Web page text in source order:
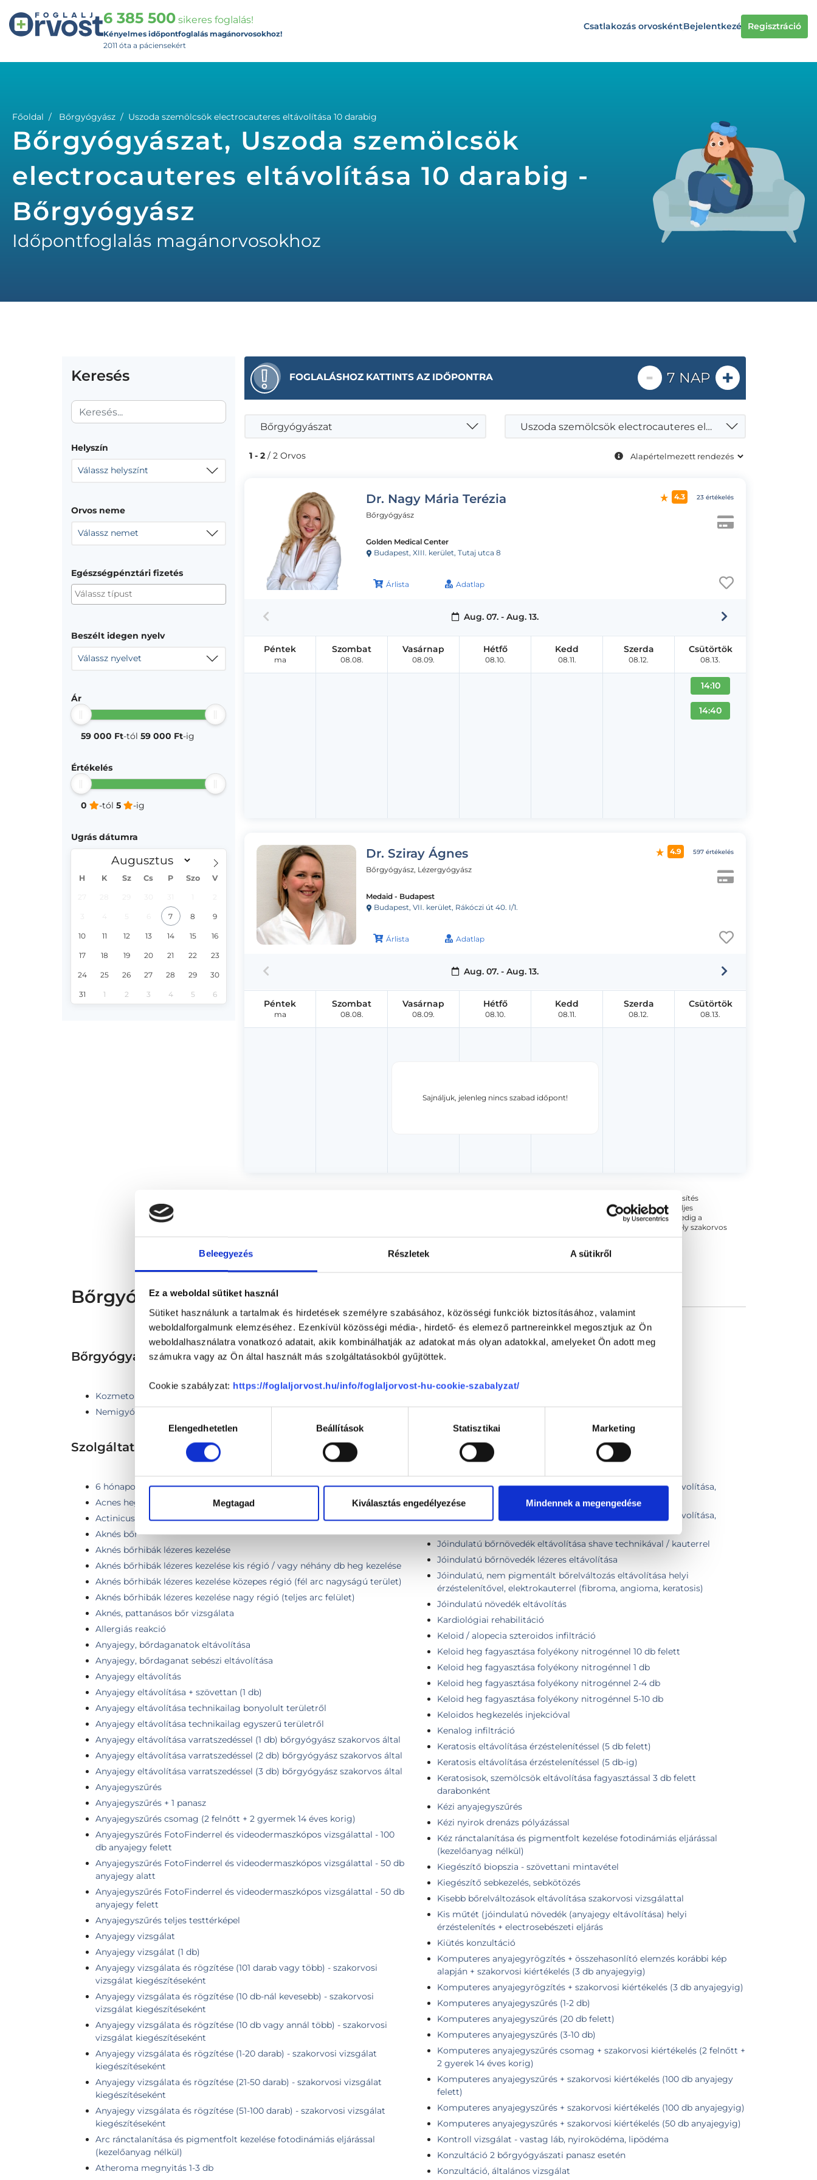
Beleegyezés Részletek A sütikről
Ez a weboldal sütiket használ
Sütiket használunk a tartalmak és hirdetések személyre szabásához, közösségi funkciók biztosításához, valamint
weboldalforgalmunk elemzéséhez. Ezenkívül közösségi média-, hirdető- és elemező partnereinkkel megosztjuk az Ön
weboldalhasználatra vonatkozó adatait, akik kombinálhatják az adatokat más olyan adatokkal, amelyeket Ön adott meg
számukra vagy az Ön által használt más szolgáltatásokból gyűjtöttek.
Cookie szabályzat: https://foglaljorvost.hu/info/foglaljorvost-hu-cookie-szabalyzat/
kiválasztásaElengedhetetlen Beállítások Statisztikai Marketing
Megtagad Kiválasztás engedélyezése Mindennek a megengedése
6 385 500 sikeres foglalás!
Kényelmes időpontfoglalás magánorvosokhoz!
2011 óta a páciensekért
Csatlakozás orvoskéntBejelentkezés Regisztráció
Főoldal Bőrgyógyász Uszoda szemölcsök electrocauteres eltávolítása 10 darabig
Bőrgyógyászat, Uszoda szemölcsök
electrocauteres eltávolítása 10 darabig -
Bőrgyógyász
Időpontfoglalás magánorvosokhoz
Keresés
Helyszín
Válassz helyszínt
Orvos neme
Válassz nemet
Egészségpénztári fizetés
Beszélt idegen nyelv
Válassz nyelvet
Ár
59 000 Ft-tól 59 000 Ft-ig
Értékelés
0 -tól 5 -ig
Ugrás dátumra
H K Sz Cs P Szo V
7 8 9
10 11 12 13 14 15 16
17 18 19 20 21 22 23
24 25 26 27 28 29 30
31 1 2 3 4 5 6
FOGLALÁSHOZ KATTINTS AZ IDŐPONTRA - 7 NAP +
Bőrgyógyászat Uszoda szemölcsök electrocauteres eltávolítása 10 darabig
1 - 2 / 2 Orvos
Dr. Nagy Mária Terézia
Bőrgyógyász
Golden Medical Center
Budapest, XIII. kerület, Tutaj utca 8
Árlista Adatlap
4.3 23 értékelés
Aug. 07. - Aug. 13.
Péntek
ma
Szombat
08.08.
Vasárnap
08.09.
Hétfő
08.10.
Kedd
08.11.
Szerda
08.12.
Csütörtök
08.13.
14:10
14:40
Dr. Sziray Ágnes
Bőrgyógyász, Lézergyógyász
Medaid - Budapest
Budapest, VII. kerület, Rákóczi út 40. I/1.
Árlista Adatlap
4.9 597 értékelés
Aug. 07. - Aug. 13.
Sajnáljuk, jelenleg nincs szabad időpont!
Péntek
ma
Szombat
08.08.
Vasárnap
08.09.
Hétfő
08.10.
Kedd
08.11.
Szerda
08.12.
Csütörtök
08.13.
* Szakorvos jelölt (rezidens): általános orvosi oklevéllel rendelkező orvos, aki jogszabályok szerinti szakorvosi szakképesítés
megszerzésére irányuló képzésben vesz részt. Ezen orvosok által önállóan nem végezhető szakmai tevékenységért teljes
felelősséggel tartozik és azt közvetlenül felügyeli az egészségügyi szolgáltató szakorvosa az első részvizsgáig, utána pedig a
szakorvosjelölt önállóan láthat el feladatokat. A foglaljorvost.hu felelősségét kizárja esetleges névazonosságért bármely szakorvos
és szakorvosjelölt esetén.
Bőrgyógyász - Bőrgyógyászat
Bőrgyógyászat TERÜLETHEZ KAPCSOLÓDÓ SZAKTERÜLETEK
Kozmetológia
Nemigyógyászat
Szolgáltatások
6 hónapon belüli FotoFinder kontroll (1-3 db anyajegy esetén)
Acnes hegek kezelése pikoszekundumos lézerrel
Actinicus keratosis fagyasztása folyékony nitrogénnel 1 db.
Aknés bőr
Aknés bőrhibák lézeres kezelése
Aknés bőrhibák lézeres kezelése kis régió / vagy néhány db heg kezelése
Aknés bőrhibák lézeres kezelése közepes régió (fél arc nagyságú terület)
Aknés bőrhibák lézeres kezelése nagy régió (teljes arc felület)
Aknés, pattanásos bőr vizsgálata
Allergiás reakció
Anyajegy, bőrdaganatok eltávolítása
Anyajegy, bőrdaganat sebészi eltávolítása
Anyajegy eltávolítás
Anyajegy eltávolítása + szövettan (1 db)
Anyajegy eltávolítása technikailag bonyolult területről
Anyajegy eltávolítása technikailag egyszerű területről
Anyajegy eltávolítása varratszedéssel (1 db) bőrgyógyász szakorvos által
Anyajegy eltávolítása varratszedéssel (2 db) bőrgyógyász szakorvos által
Anyajegy eltávolítása varratszedéssel (3 db) bőrgyógyász szakorvos által
Anyajegyszűrés
Anyajegyszűrés + 1 panasz
Anyajegyszűrés csomag (2 felnőtt + 2 gyermek 14 éves korig)
Anyajegyszűrés FotoFinderrel és videodermaszkópos vizsgálattal - 100
db anyajegy felett
Anyajegyszűrés FotoFinderrel és videodermaszkópos vizsgálattal - 50 db
anyajegy alatt
Anyajegyszűrés FotoFinderrel és videodermaszkópos vizsgálattal - 50 db
anyajegy felett
Anyajegyszűrés teljes testtérképel
Anyajegy vizsgálat
Anyajegy vizsgálat (1 db)
Anyajegy vizsgálata és rögzítése (101 darab vagy több) - szakorvosi
vizsgálat kiegészítéseként
Anyajegy vizsgálata és rögzítése (10 db-nál kevesebb) - szakorvosi
vizsgálat kiegészítéseként
Anyajegy vizsgálata és rögzítése (10 db vagy annál több) - szakorvosi
vizsgálat kiegészítéseként
Anyajegy vizsgálata és rögzítése (1-20 darab) - szakorvosi vizsgálat
kiegészítéseként
Anyajegy vizsgálata és rögzítése (21-50 darab) - szakorvosi vizsgálat
kiegészítéseként
Anyajegy vizsgálata és rögzítése (51-100 darab) - szakorvosi vizsgálat
kiegészítéseként
Arc ránctalanítása és pigmentfolt kezelése fotodinámiás eljárással
(kezelőanyag nélkül)
Atheroma megnyitás 1-3 db
Jóindulatú bőrelváltozások, fibromák elektrocauteres eltávolítása,
érzéstelenítés, Lidocain, 2-4 db
Jóindulatú bőrelváltozások, fibromák elektrocauteres eltávolítása,
Jóindulatú bőrnövedék eltávolítása shave technikával / kauterrel
Jóindulatú bőrnövedék lézeres eltávolítása
Jóindulatú, nem pigmentált bőrelváltozás eltávolítása helyi
érzéstelenítővel, elektrokauterrel (fibroma, angioma, keratosis)
Jóindulatú növedék eltávolítás
Kardiológiai rehabilitáció
Keloid / alopecia szteroidos infiltráció
Keloid heg fagyasztása folyékony nitrogénnel 10 db felett
Keloid heg fagyasztása folyékony nitrogénnel 1 db
Keloid heg fagyasztása folyékony nitrogénnel 2-4 db
Keloid heg fagyasztása folyékony nitrogénnel 5-10 db
Keloidos hegkezelés injekcióval
Kenalog infiltráció
Keratosis eltávolítása érzéstelenítéssel (5 db felett)
Keratosis eltávolítása érzéstelenítéssel (5 db-ig)
Keratosisok, szemölcsök eltávolítása fagyasztással 3 db felett
darabonként
Kézi anyajegyszűrés
Kézi nyirok drenázs pólyázással
Kéz ránctalanítása és pigmentfolt kezelése fotodinámiás eljárással
(kezelőanyag nélkül)
Kiegészítő biopszia - szövettani mintavétel
Kiegészítő sebkezelés, sebkötözés
Kisebb bőrelváltozások eltávolítása szakorvosi vizsgálattal
Kis műtét (jóindulatú növedék (anyajegy eltávolítása) helyi
érzéstelenítés + electrosebészeti eljárás
Kiütés konzultáció
Komputeres anyajegyrögzítés + összehasonlító elemzés korábbi kép
alapján + szakorvosi kiértékelés (3 db anyajegyig)
Komputeres anyajegyrögzítés + szakorvosi kiértékelés (3 db anyajegyig)
Komputeres anyajegyszűrés (1-2 db)
Komputeres anyajegyszűrés (20 db felett)
Komputeres anyajegyszűrés (3-10 db)
Komputeres anyajegyszűrés csomag + szakorvosi kiértékelés (2 felnőtt +
2 gyerek 14 éves korig)
Komputeres anyajegyszűrés + szakorvosi kiértékelés (100 db anyajegy
felett)
Komputeres anyajegyszűrés + szakorvosi kiértékelés (100 db anyajegyig)
Komputeres anyajegyszűrés + szakorvosi kiértékelés (50 db anyajegyig)
Kontroll vizsgálat - vastag láb, nyiroködéma, lipödéma
Konzultáció 2 bőrgyógyászati panasz esetén
Konzultáció, általános vizsgálat